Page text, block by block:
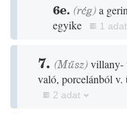
6e. (rég)a
egyike
1 adat
7. (Műsz)villany-
való, porcelánból v.
2 adat